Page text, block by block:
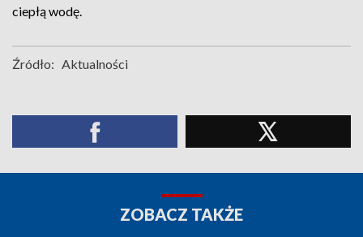
ciepłą wodę.
Źródło: Aktualności
ZOBACZ TAKŻE